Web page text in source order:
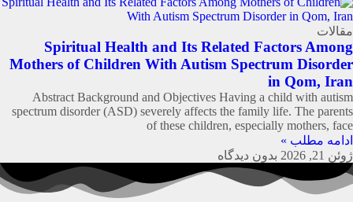
مقالات
Spiritual Health and Its Related Factors Among
Mothers of Children With Autism Spectrum Disorder
in Qom, Iran
Abstract Background and Objectives Having a child with autism
spectrum disorder (ASD) severely affects the family life. The parents
of these children, especially mothers, face
ادامه مطلب »
ژوئن 21, 2026
بدون دیدگاه